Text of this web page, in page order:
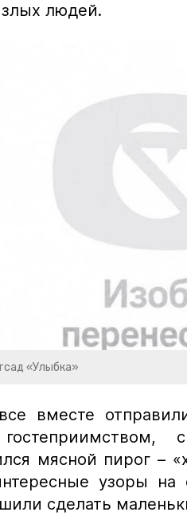
людей.
«Улыбка»
вместе
мясной пирог –
узоры
сделать